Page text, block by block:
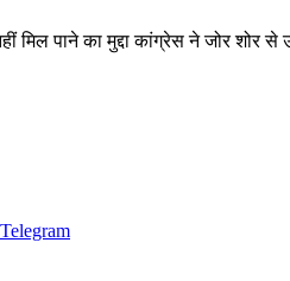
पाने का मुद्दा कांग्रेस ने जोर शोर
Telegram